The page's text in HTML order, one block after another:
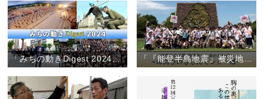
「みちの動きDigest 2024」（2024年1月～12月） 「『能登半島地震』被災地から夏のおぢばへ ～珠洲ひのきしんセンター隊～」（2024年7月29日～31日）